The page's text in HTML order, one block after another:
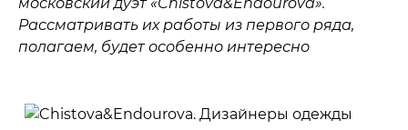
Рассматривать их работы из первого ряда,
полагаем, будет особенно интересно